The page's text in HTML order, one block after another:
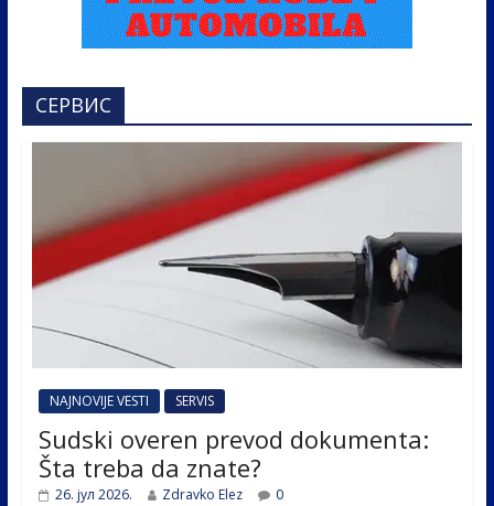
СЕРВИС
NAJNOVIJE VESTI SERVIS
Sudski overen prevod dokumenta:
Šta treba da znate?
26. јул 2026. Zdravko Elez 0